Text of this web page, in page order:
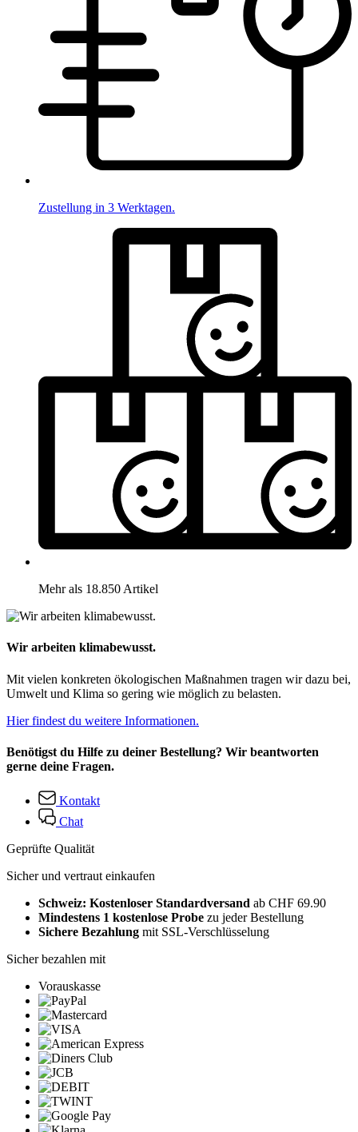
Zustellung in 3 Werktagen.
Mehr als 18.850 Artikel
Wir arbeiten klimabewusst.
Mit vielen konkreten ökologischen Maßnahmen tragen wir dazu bei,
Umwelt und Klima so gering wie möglich zu belasten.
Hier findest du weitere Informationen.
Benötigst du Hilfe zu deiner Bestellung? Wir beantworten
gerne deine Fragen.
Kontakt
Chat
Geprüfte Qualität
Sicher und vertraut einkaufen
Schweiz: Kostenloser Standardversand ab CHF 69.90
Mindestens 1 kostenlose Probe zu jeder Bestellung
Sichere Bezahlung mit SSL-Verschlüsselung
Sicher bezahlen mit
Vorauskasse